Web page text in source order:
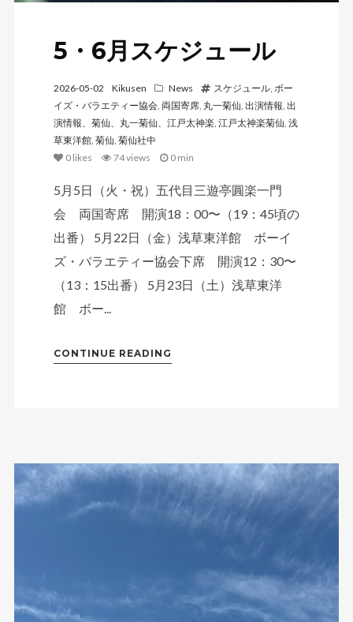
5・6月スケジュール
2026-05-02 Kikusen News スケジュール, ボー
イズ・バラエティー協会, 両国寄席, 丸一菊仙, 出演情報, 出
演情報、菊仙、丸一菊仙、江戸太神楽, 江戸太神楽菊仙, 浅
草東洋館, 菊仙, 菊仙社中
0 likes 74 views 0 min
5月5日（火・祝）五代目三遊亭圓楽一門
会 両国寄席 開演18：00〜（19：45頃の
出番） 5月22日（金）浅草東洋館 ボーイ
ズ・バラエティー協会下席 開演12：30〜
（13：15出番） 5月23日（土）浅草東洋
館 ボー...
CONTINUE READING